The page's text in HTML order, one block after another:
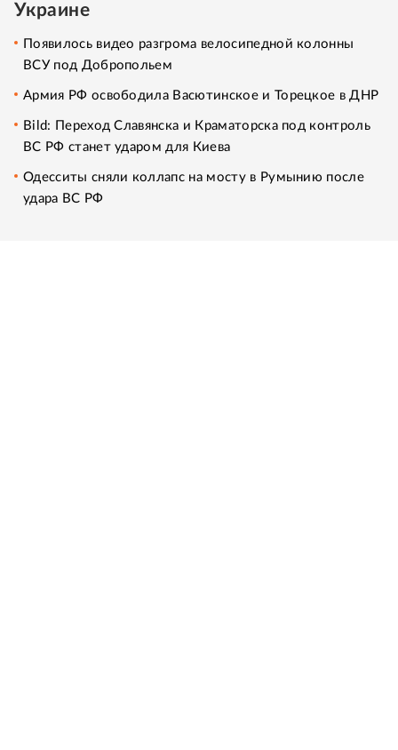
Украине
Появилось видео разгрома велосипедной колонны
ВСУ под Добропольем
Армия РФ освободила Васютинское и Торецкое в ДНР
Bild: Переход Славянска и Краматорска под контроль
ВС РФ станет ударом для Киева
Одесситы сняли коллапс на мосту в Румынию после
удара ВС РФ